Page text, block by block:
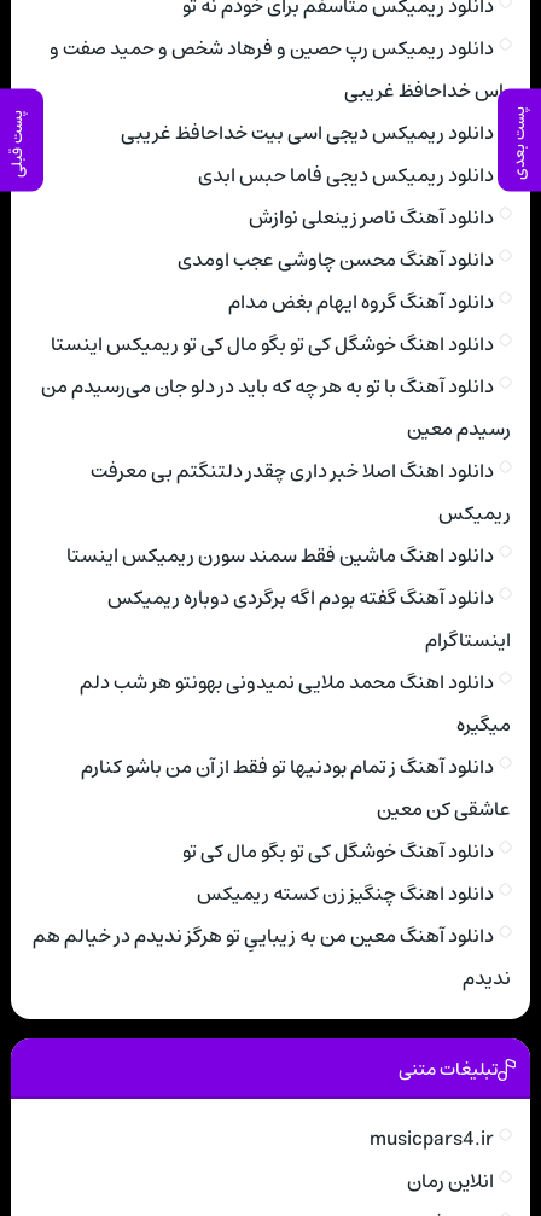
پست بعدی پست قبلی
دانلود ریمیکس رپ حصین و فرهاد شخص و حمید صفت و
یاس خداحافظ غریبی
دانلود ریمیکس دیجی اسی بیت خداحافظ غریبی
دانلود ریمیکس دیجی فاما حبس ابدی
دانلود آهنگ ناصر زینعلی نوازش
دانلود آهنگ محسن چاوشی عجب اومدی
دانلود آهنگ گروه ایهام بغض مدام
دانلود اهنگ خوشگل کی تو بگو مال کی تو ریمیکس اینستا
دانلود آهنگ با تو به هر چه که باید در دلو جان می‌رسیدم من
رسیدم معین
دانلود اهنگ اصلا خبر داری چقدر دلتنگتم بی معرفت
ریمیکس
دانلود اهنگ ماشین فقط سمند سورن ریمیکس اینستا
دانلود آهنگ گفته بودم اگه برگردی دوباره ریمیکس
اینستاگرام
دانلود اهنگ محمد ملایی نمیدونی بهونتو هر شب دلم
میگیره
دانلود آهنگ ز تمام بودنیها تو فقط از آن من باشو کنارم
عاشقی کن معین
دانلود آهنگ خوشگل کی تو بگو مال کی تو
دانلود اهنگ چنگیز زن کسته ریمیکس
دانلود آهنگ معین من به زیباییِ تو هرگز ندیدم در خیالم هم
ندیدم
تبلیغات متنی
musicpars4.ir
انلاین رمان